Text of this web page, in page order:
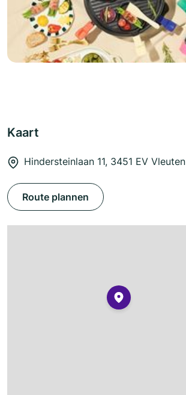
Kaart
Hindersteinlaan 11, 3451 EV Vleuten
Route plannen